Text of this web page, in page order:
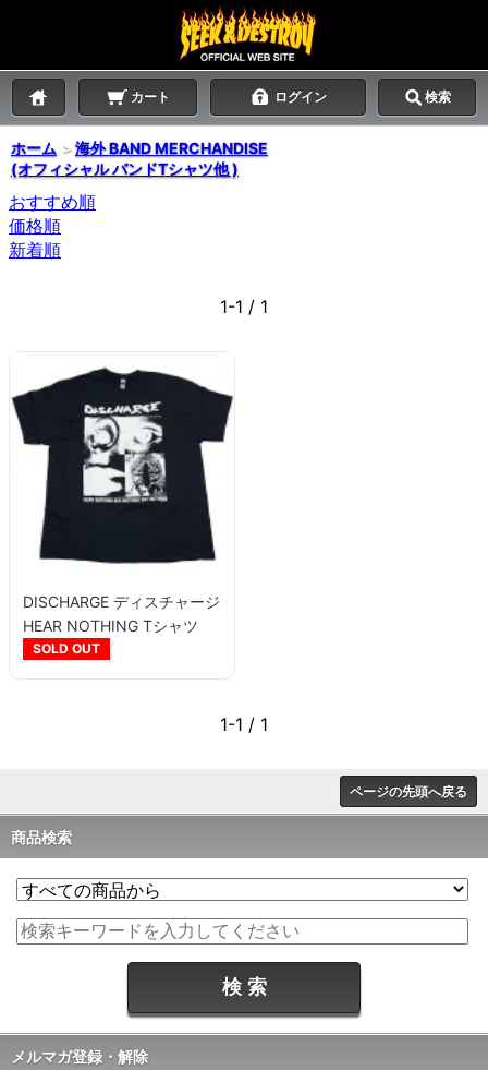
カート ログイン 検索
ホーム ＞海外 BAND MERCHANDISE
(オフィシャル バンドTシャツ他 )
おすすめ順
価格順
新着順
1-1 / 1
DISCHARGE ディスチャージ
HEAR NOTHING Tシャツ
SOLD OUT
1-1 / 1
ページの先頭へ戻る
商品検索
メルマガ登録・解除